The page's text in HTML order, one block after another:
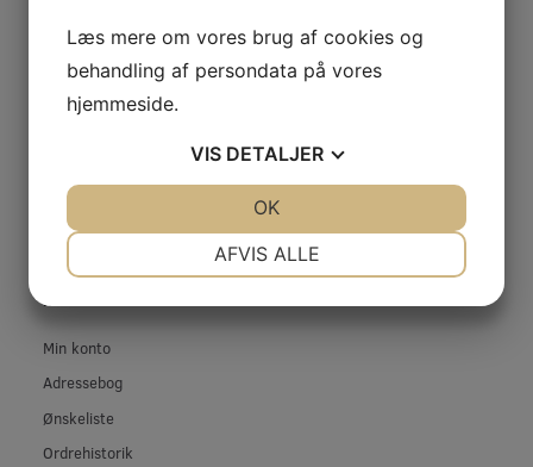
Prof-Kunde
Fragt og levering
Betingelser & Vilkår
Privatliv- og cookiepolitik
Fortrolighed
KONTO
Min konto
Adressebog
Ønskeliste
Ordrehistorik
Læs mere om vores brug af cookies og
behandling af persondata på vores
hjemmeside.
VIS DETALJER
AFVIS ALLE
OK